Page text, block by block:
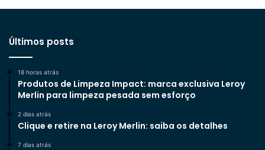
Últimos posts
18 horas atrás
Produtos de Limpeza Impact: marca exclusiva Leroy
Merlin para limpeza pesada sem esforço
2 dias atrás
Clique e retire na Leroy Merlin: saiba os detalhes
7 dias atrás